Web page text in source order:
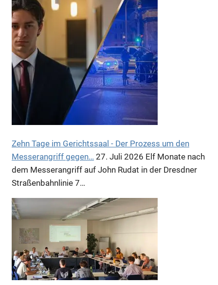
Zehn Tage im Gerichtssaal - Der Prozess um den
Messerangriff gegen… 27. Juli 2026 Elf Monate nach
dem Messerangriff auf John Rudat in der Dresdner
Straßenbahnlinie 7…